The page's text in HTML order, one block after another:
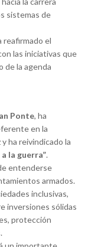
sistemas de
reafirmado el
las iniciativas que
de la agenda
Ponte, ha
en la
ha reivindicado la
la guerra”.
entenderse
armados.
inclusivas,
inversiones sólidas
protección